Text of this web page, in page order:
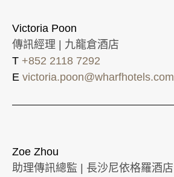
Victoria Poon
傳訊經理 | 九龍倉酒店
T +852 2118 7292
E victoria.poon@wharfhotels.com
Zoe Zhou
助理傳訊總監 | 長沙尼依格羅酒店